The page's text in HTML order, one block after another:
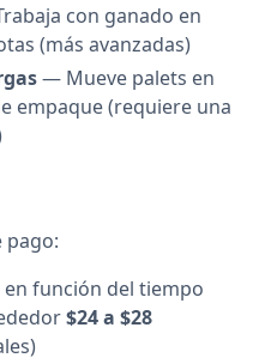
con ganado en
(más avanzadas)
— Mueve palets en
empaque (requiere una
pago:
en función del tiempo
$24 a $28